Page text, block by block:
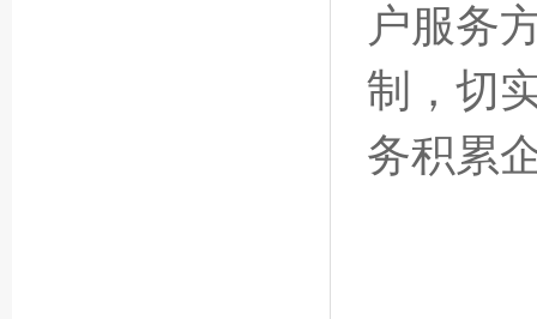
户服务
制，切
务积累